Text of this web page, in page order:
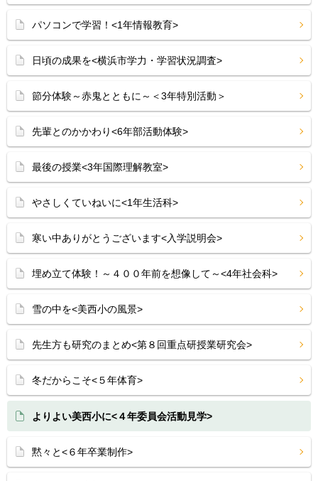
パソコンで学習！<1年情報教育>
日頃の成果を<横浜市学力・学習状況調査>
節分体験～赤鬼とともに～＜3年特別活動＞
先輩とのかかわり<6年部活動体験>
最後の授業<3年国際理解教室>
やさしくていねいに<1年生活科>
寒い中ありがとうございます<入学説明会>
埋め立て体験！～４００年前を想像して～<4年社会科>
雪の中を<美西小の風景>
先生方も研究のまとめ<第８回重点研授業研究会>
冬だからこそ<５年体育>
よりよい美西小に<４年委員会活動見学>
黙々と<６年卒業制作>